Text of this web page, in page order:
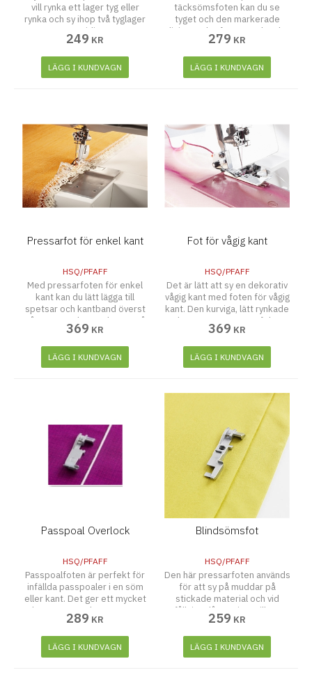
vill rynka ett lager tyg eller
rynka och sy ihop två tyglager
samtidigt.
249 KR
LÄGG I KUNDVAGN
täcksömsfoten kan du se
tyget och den markerade
linjen under foten medan du
syr.
279 KR
LÄGG I KUNDVAGN
Pressarfot för enkel kant
HSQ/PFAFF
Med pressarfoten för enkel
kant kan du lätt lägga till
spetsar och kantband överst
på tyget med en täcksöm. Då
skapas vackra dekorativa
kanter och effekter.
369 KR
LÄGG I KUNDVAGN
Fot för vågig kant
HSQ/PFAFF
Det är lätt att sy en dekorativ
vågig kant med foten för vågig
kant. Den kurviga, lätt rynkade
kanten utgör en perfekt
avslutning på brudslöjor
369 KR
LÄGG I KUNDVAGN
Passpoal Overlock
HSQ/PFAFF
Passpoalfoten är perfekt för
infällda passpoaler i en söm
eller kant. Det ger ett mycket
arbetat utseende. Kanten sys
mellan två tyglager i ett enda
steg.
289 KR
LÄGG I KUNDVAGN
Blindsömsfot
HSQ/PFAFF
Den här pressarfoten används
för att sy på muddar på
stickade material och vid
fållning då man inte vill att
sömmen ska synas.
259 KR
LÄGG I KUNDVAGN